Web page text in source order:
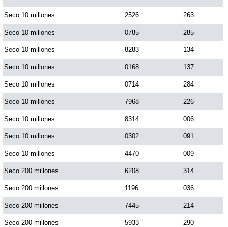
Paisita Día
Paisita Noche
Paisita 3
Pick 3 Día
Pick 3 Noche
Pick 4 Día
Pick 4 Noche
Seco 10 millones 2526 263
Seco 10 millones 0785 285
Seco 10 millones 8283 134
Seco 10 millones 0168 137
Seco 10 millones 0714 284
Seco 10 millones 7968 226
Seco 10 millones 8314 006
Seco 10 millones 0302 091
Seco 10 millones 4470 009
Seco 200 millones 6208 314
Seco 200 millones 1196 036
Seco 200 millones 7445 214
Seco 200 millones 5933 290